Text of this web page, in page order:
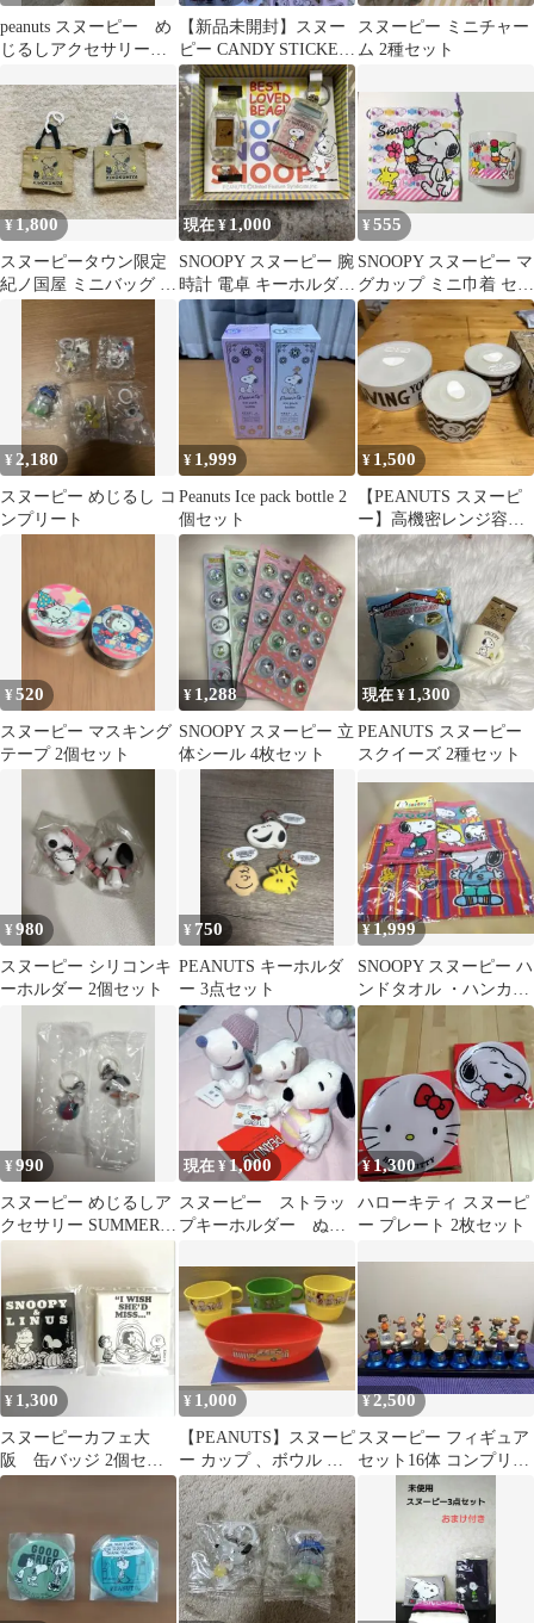
peanuts スヌーピー め
じるしアクセサリー
【新品未開封】スヌー
ピー CANDY STICKER
4種セット
スヌーピー ミニチャー
ム 2種セット
¥1,800
スヌーピータウン限定
紀ノ国屋 ミニバッグ 2
現在 ¥ 1,000
SNOOPY スヌーピー 腕
時計 電卓 キーホルダー
セット レトロ ジャンク
¥555
SNOOPY スヌーピー マ
グカップ ミニ巾着 セッ
ト
¥ 2,180
スヌーピー めじるし コ
ンプリート
¥ 1,999
Peanuts Ice pack bottle 2
個セット
¥ 1,500
【PEANUTS スヌーピ
ー】高機密レンジ容器
3点セット
¥520
スヌーピー マスキング
テープ 2個セット
¥ 1,288
SNOOPY スヌーピー 立
体シール 4枚セット
現在 ¥ 1,300
PEANUTS スヌーピー
スクイーズ 2種セット
¥980
スヌーピー シリコンキ
ーホルダー 2個セット
¥ 750
PEANUTS キーホルダ
ー 3点セット
¥1,999
SNOOPY スヌーピー ハ
ンドタオル ・ハンカ
チ 4枚セット
¥990
スヌーピー めじるしア
クセサリー SUMMER 2
点セット
現在 ¥1,000
スヌーピー ストラッ
プキーホルダー ぬい
イースター ニット帽
¥1,300
ハローキティ スヌーピ
ー プレート 2枚セット
¥ 1,300
スヌーピーカフェ大
阪 缶バッジ 2個セッ
ト
¥ 1,000
【PEANUTS】スヌーピ
ー カップ 、ボウル 、
ノート5点セット(おま
け付)
¥2,500
スヌーピー フィギュア
セット16体 コンプリー
ト ペプシボトルキャ
ップベル